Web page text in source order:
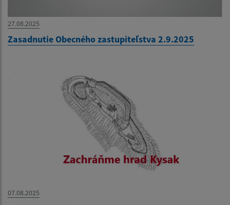
27.08.2025
Zasadnutie Obecného zastupiteľstva 2.9.2025
07.08.2025